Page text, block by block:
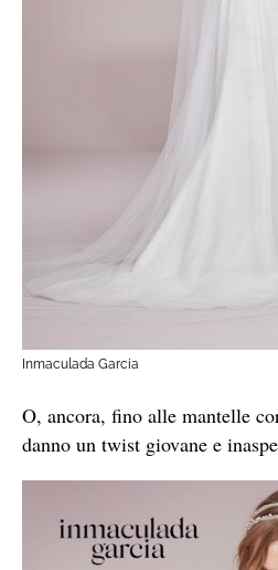
Inmaculada Garcia
O, ancora, fino alle mantelle
danno un twist giovane e